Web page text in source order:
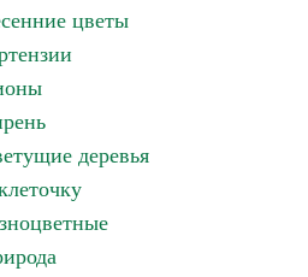
цветы
деревья